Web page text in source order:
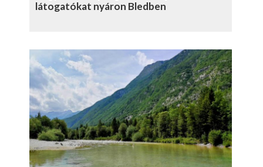
látogatókat nyáron Bledben